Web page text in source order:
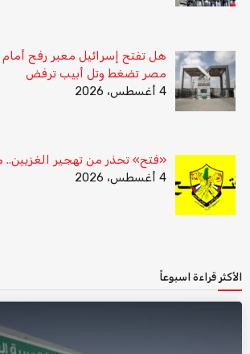
هل تفتح إسرائيل معبر رفح أمام
مصر تضغط وتل أبيب ترفض
4 أغسطس، 2026
«فتح» تحذر من تهجير الغزيين..
4 أغسطس، 2026
الأكثر قراءة اسبوعاً